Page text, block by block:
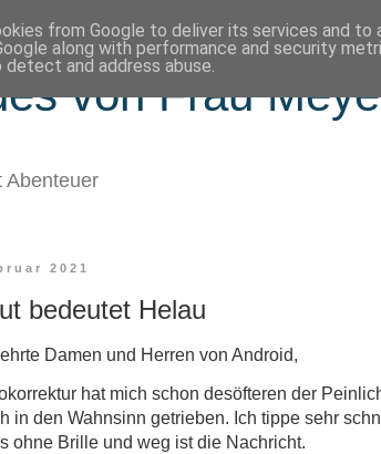
von Frau
Abenteuer
2021
bedeutet Helau
Damen und Herren von Android,
hat mich schon desöfteren der
in den Wahnsinn getrieben. Ich tippe sehr
ohne Brille und weg ist die Nachricht.
from Google to deliver its services and to
along with performance and security
and address abuse.